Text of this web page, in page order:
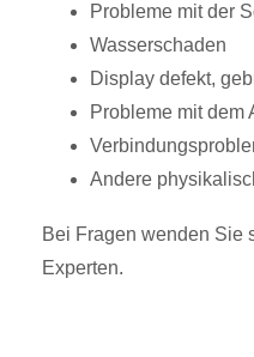
Probleme mit der
Wasserschaden
Display defekt,
Probleme mit dem
Andere
Bei Fragen wenden Sie
Experten.